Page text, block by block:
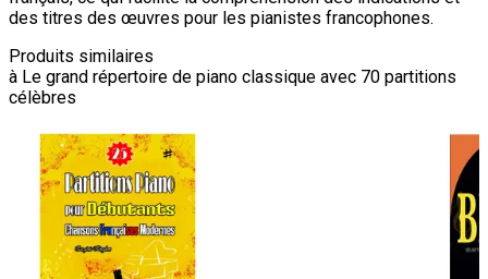
des titres des œuvres pour les pianistes francophones.
Produits similaires
à Le grand répertoire de piano classique avec 70 partitions
célèbres